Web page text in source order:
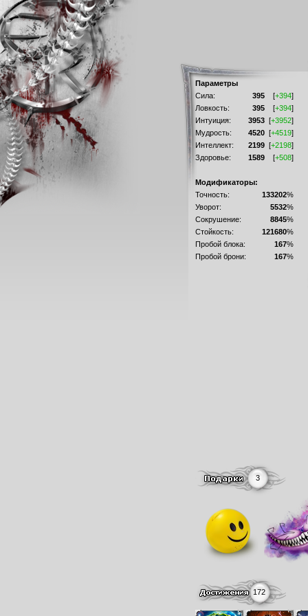
Параметры
Сила:
395 [+394]
Ловкость:
395 [+394]
Интуиция:
3953 [+3952]
Мудрость:
4520 [+4519]
Интеллект:
2199 [+2198]
Здоровье:
1589 [+508]
Модификаторы:
Точность:
133202%
Уворот:
5532%
Сокрушение:
8845%
Стойкость:
121680%
Пробой блока:
167%
Пробой брони:
167%
3
172